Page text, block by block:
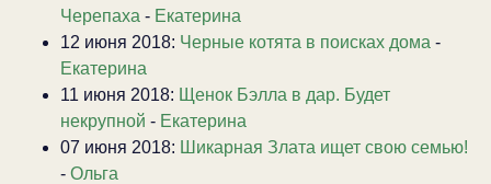
Черепаха - Екатерина
12 июня 2018: Черные котята в поисках дома -
Екатерина
11 июня 2018: Щенок Бэлла в дар. Будет
некрупной - Екатерина
07 июня 2018: Шикарная Злата ищет свою семью!
- Ольга